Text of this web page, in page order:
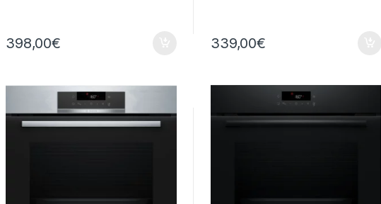
398,00€ 339,00€